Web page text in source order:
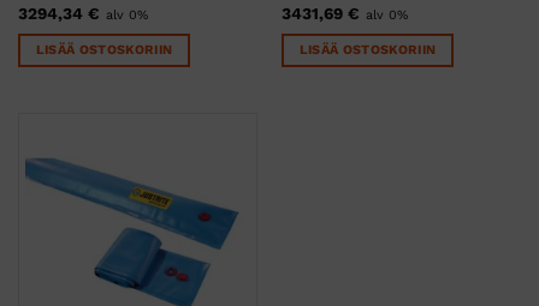
3294,34 € alv 0%
LISÄÄ OSTOSKORIIN
3431,69 € alv 0%
LISÄÄ OSTOSKORIIN